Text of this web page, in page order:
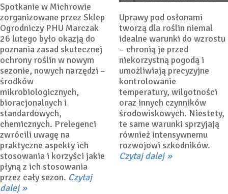
Spotkanie w Michrowie
zorganizowane przez Sklep
Ogrodniczy PHU Marczak
26 lutego było okazją do
poznania zasad skutecznej
ochrony roślin w nowym
sezonie, nowych narzędzi –
środków
mikrobiologicznych,
bioracjonalnych i
standardowych,
chemicznych. Prelegenci
zwrócili uwagę na
praktyczne aspekty ich
stosowania i korzyści jakie
płyną z ich stosowania
przez cały sezon. Czytaj
dalej
Uprawy pod osłonami
tworzą dla roślin niemal
idealne warunki do wzrostu
– chronią je przed
niekorzystną pogodą i
umożliwiają precyzyjne
kontrolowanie
temperatury, wilgotności
oraz innych czynników
środowiskowych. Niestety,
te same warunki sprzyjają
również intensywnemu
rozwojowi szkodników.
Czytaj dalej
Alternatywne substancje
w ochronie maliny – jak
budować skuteczny
program w nowych
realiach?
2 kwietnia 2026
Ochrona, nawożenie i